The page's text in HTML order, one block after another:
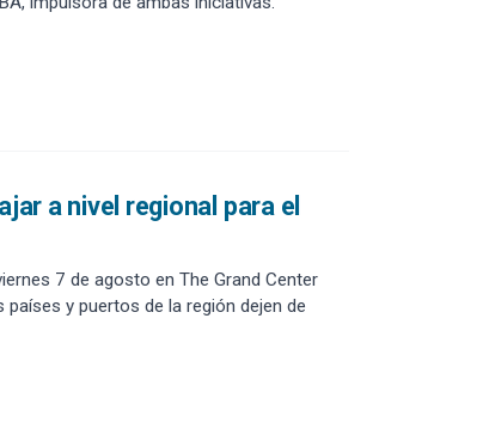
a nivel regional para el
7 de agosto en The Grand Center
y puertos de la región dejen de